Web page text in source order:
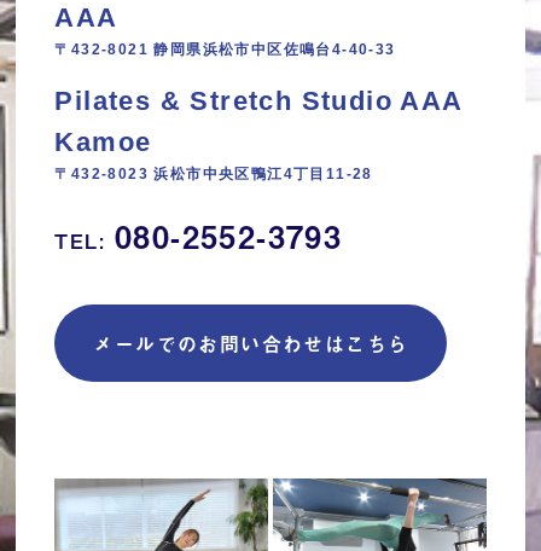
AAA
〒432-8021 静岡県浜松市中区佐鳴台4-40-33
Pilates & Stretch Studio AAA
Kamoe
〒432-8023 浜松市中央区鴨江4丁目11‐28
TEL: 080-2552-3793
メールでのお問い合わせはこちら